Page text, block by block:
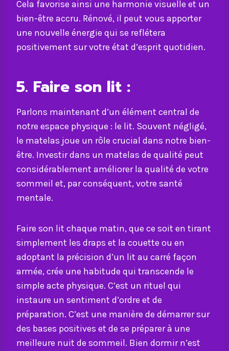
Cela favorise ainsi une harmonie visuelle et un
bien-être accru. Rénové, il peut vous apporter
une nouvelle énergie qui se reflétera
positivement sur votre état d’esprit quotidien.
5. Faire son lit :
Parlons maintenant d’un élément central de
notre espace physique : le lit. Souvent négligé,
le matelas joue un rôle crucial dans notre bien-
être. Investir dans un matelas de qualité peut
considérablement améliorer la qualité de votre
sommeil et, par conséquent, votre santé
mentale.
Faire son lit chaque matin, que ce soit en tirant
simplement les draps et la couette ou en
adoptant la précision d’un lit au carré façon
armée, crée une habitude qui transcende le
simple acte physique. C’est un rituel qui
instaure un sentiment d’ordre et de
préparation. C’est une manière de démarrer sur
des bases positives et de se préparer à une
meilleure nuit de sommeil. Bien dormir n’est